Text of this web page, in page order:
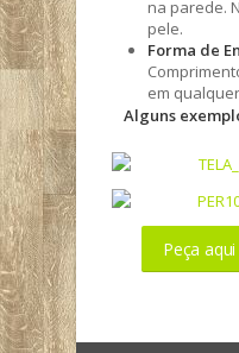
na parede.
pele.
Forma de
em
Alguns
Peça